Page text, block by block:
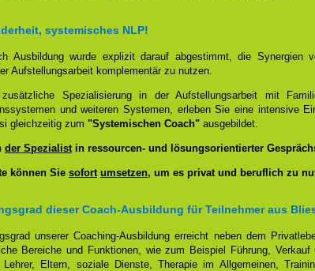
systemisches NLP!
Ausbildung wurde explizit darauf abgestimmt, die Synergien
Aufstellungsarbeit komplementär zu nutzen.
Spezialisierung in der Aufstellungsarbeit mit
und weiteren Systemen, erleben Sie eine intensive
gleichzeitig zum "Systemischen Coach" ausgebildet.
der Spezialistin ressourcen- und lösungsorientierter
können Sie sofort umsetzen, um es privat und beruflich zu
dieser Coach-Ausbildung für Teilnehmer aus
unserer Coaching-Ausbildung erreicht neben dem
Bereiche und Funktionen, wie zum Beispiel Führung, Verkauf
Lehrer, Eltern, soziale Dienste, Therapie im Allgemeinen,